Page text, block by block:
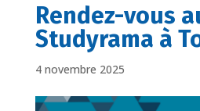
Rendez-vous
Studyrama à
4 novembre 2025